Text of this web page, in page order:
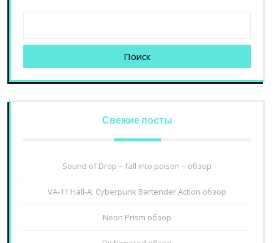
Поиск
Свежие посты
Sound of Drop – fall into poison – обзор
VA-11 Hall-A: Cyberpunk Bartender Action обзор
Neon Prism обзор